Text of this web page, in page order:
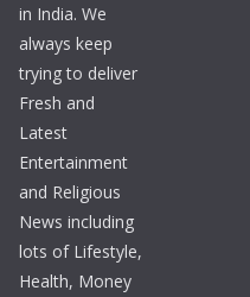
in India. We
always keep
trying to deliver
Fresh and
Latest
Entertainment
and Religious
News including
lots of Lifestyle,
Health, Money